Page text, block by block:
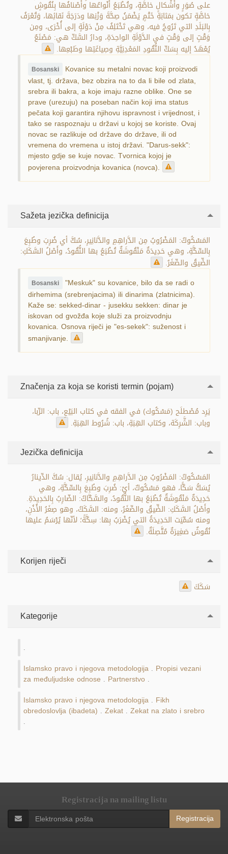
على صُوَرٍ وأَشْكالٍ خاصَّةٍ، وتُطْبَعُ أَنْواعُها وأَصْنافُها بِنُقُوشٍ
خاصَّةٍ تكون بمَثابَةِ خَتْمٍ يَضْمَنُ صِحَّةَ وَزْنِها ودَرَجَةَ نَقائِها، وَتُعْرَفُ
بِالبَلَدِ التي تَرُوجُ فيه، وهي تَخْتَلِفُ مِنْ دَوْلَةٍ إلى أُخْرَى، ومِن
وَقْتٍ إلى وَقْتٍ في الدَّوْلَةِ الواحِدَةِ، ودارُ السَّكِّ هي: مَصْنَعٌ
يُعْهَدُ إليه بِسَكِّ النُّقُودِ المَعْدِنِيَّةِ وصِياغَتِها وطَبْعِها.
Bosanski Kovanice su metalni novac koji proizvodi
vlast, tj. država, bez obzira na to da li bile od zlata,
srebra ili bakra, a koje imaju razne oblike. One se
prave (urezuju) na poseban način koji ima status
pečata koji garantira njihovu ispravnost i vrijednost, i
tako se raspoznaju u državi u kojoj se koriste. Ovaj
novac se razlikuje od države do države, ili od
vremena do vremena u istoj državi. "Darus-sekk":
mjesto gdje se kuje novac. Tvornica kojoj je
povjerena proizvodnja kovanica (novca).
Sažeta jezička definicija
المَسْكُوكُ: المَضْرُوبُ مِن الدَّراهِمِ والدَّنانِيرِ، سُكَّ أي ضُرِبَ وطُبِعَ
بِالسِّكَّةِ، وهي حَدِيدَةٌ مَنْقُوشَةٌ تُطْبَعُ بها النُّقُودُ، وأَصْلُ السَّكَكِ:
الضِّيقُ والصِّغَرُ.
Bosanski "Meskuk" su kovanice, bilo da se radi o
dirhemima (srebrenjacima) ili dinarima (zlatnicima).
Kaže se: sekked-dinar - jusekku sekken: dinar je
iskovan od gvožđa koje služi za proizvodnju
kovanica. Osnova riječi je "es-sekek": suženost i
smanjivanje.
Značenja za koja se koristi termin (pojam)
يَرِد مُصْطلَح (مَسْكُوك) في الفقه في كتاب البَيْعِ، باب: الرِّبا،
وباب: الشَّرِكَة، وكتاب الهِبَةِ، باب: شُرُوط الهِبَةِ.
Jezička definicija
المَسْكُوكُ: المَضْرُوبُ مِن الدَّراهِمِ والدَّنانِيرِ، يُقال: سُكَّ الدِّينارُ
يُسَكُّ سَكًّا، فهو مَسْكُوكٌ، أيْ: ضُرِبَ وطُبِعَ بِالسِّكَّةِ، وهي
حَدِيدَةٌ مَنْقُوشَةٌ تُطْبَعُ بها النُّقُودُ، والسَّكّاكُ: الضّارِبُ بِالحَدِيدَةِ.
وأَصْلُ السَّكَكِ: الضِّيقُ والصِّغَرُ، ومنه: السَّكَكُ، وهو صِغَرُ الأُذُنِ،
ومنه سُمِّيَت الحَدِيدَةُ التي يُضْرَبُ بِها: سِكَّةً؛ لأنّها يُرْسَمُ عليها
نُقُوشٌ صَغِيرَةٌ مُتَّصِلَةٌ.
Korijen riječi
سَكَكَ
Kategorije
Islamsko pravo i njegova metodologija Propisi vezani
za međuljudske odnose Partnerstvo
Islamsko pravo i njegova metodologija Fikh
obredoslovlja (ibadeta) Zekat Zekat na zlato i srebro
Registracija na mailing listu
Registracija